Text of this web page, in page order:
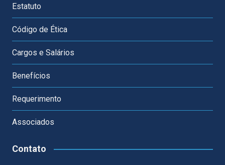
Estatuto
Código de Ética
Cargos e Salários
Benefícios
Requerimento
Associados
Contato